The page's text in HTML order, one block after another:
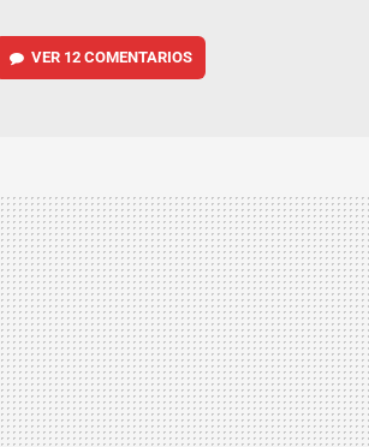
VER 12 COMENTARIOS